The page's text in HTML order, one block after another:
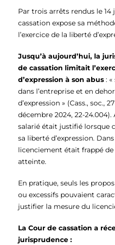
Par trois arrêts rendus le 14
cassation expose sa
l’exercice de la liberté
Jusqu’à aujourd’hui, la
de cassation limitait
d’expression à son abus :
dans l’entreprise et en
d’expression » (Cass., soc., 27
décembre 2024, 22-
salarié était justifié lorsque
sa liberté d’expression.
licenciement était frappé
atteinte.
En pratique, seuls les
ou excessifs pouvaient
justifier la mesure du
La Cour de cassation a
jurisprudence :